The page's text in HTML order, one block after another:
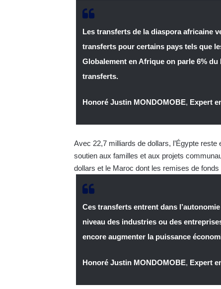
Les transferts de la diaspora africaine
transferts pour certains pays tels que
Globalement en Afrique on parle 6%
transferts.
Honoré Justin MONDOMOBE, Expert
Avec 22,7 milliards de dollars, l’Égypte
soutien aux familles et aux projets
dollars et le Maroc dont les remises de
Ces transferts entrent dans
niveau des industries ou des
encore augmenter la puissance
Honoré Justin MONDOMOBE, Expert